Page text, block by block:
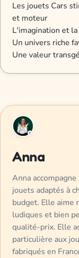
Les jouets Cars
et moteur
L'imagination et
Un univers riche
Une valeur
Anna
Anna
jouets adaptés à
budget. Elle aime
ludiques et bien
qualité-prix. Elle
particulière aux
fabriqués en